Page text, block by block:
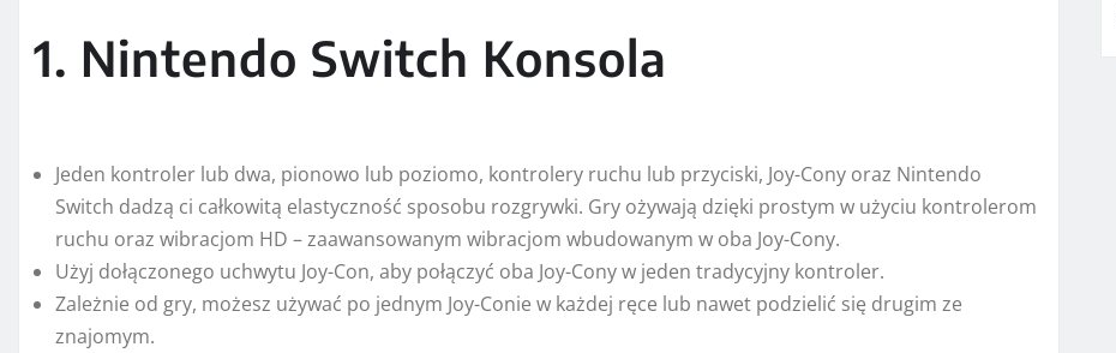
1. Nintendo Switch Konsola
Jeden kontroler lub dwa, pionowo lub poziomo, kontrolery ruchu lub przyciski, Joy-Cony oraz Nintendo
Switch dadzą ci całkowitą elastyczność sposobu rozgrywki. Gry ożywają dzięki prostym w użyciu kontrolerom
ruchu oraz wibracjom HD – zaawansowanym wibracjom wbudowanym w oba Joy-Cony.
Użyj dołączonego uchwytu Joy-Con, aby połączyć oba Joy-Cony w jeden tradycyjny kontroler.
Zależnie od gry, możesz używać po jednym Joy-Conie w każdej ręce lub nawet podzielić się drugim ze
znajomym.